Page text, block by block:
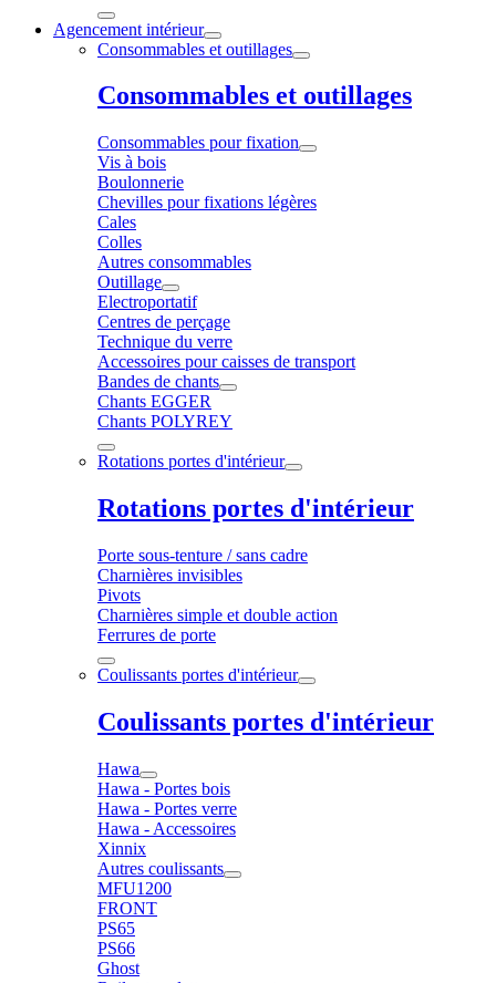
Agencement intérieur
Consommables et outillages
Consommables et outillages
Consommables pour fixation
Vis à bois
Boulonnerie
Chevilles pour fixations légères
Cales
Colles
Autres consommables
Outillage
Electroportatif
Centres de perçage
Technique du verre
Accessoires pour caisses de transport
Bandes de chants
Chants EGGER
Chants POLYREY
Rotations portes d'intérieur
Rotations portes d'intérieur
Porte sous-tenture / sans cadre
Charnières invisibles
Pivots
Charnières simple et double action
Ferrures de porte
Coulissants portes d'intérieur
Coulissants portes d'intérieur
Hawa
Hawa - Portes bois
Hawa - Portes verre
Hawa - Accessoires
Xinnix
Autres coulissants
MFU1200
FRONT
PS65
PS66
Ghost